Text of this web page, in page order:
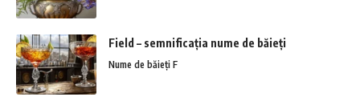
Field – semnificația nume de băieți
Nume de băieți F